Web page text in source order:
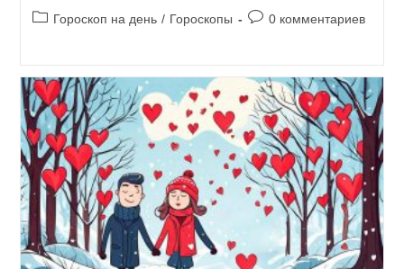
Рубрика
Гороскоп на день / Гороскопы
Комментарии
0 комментариев